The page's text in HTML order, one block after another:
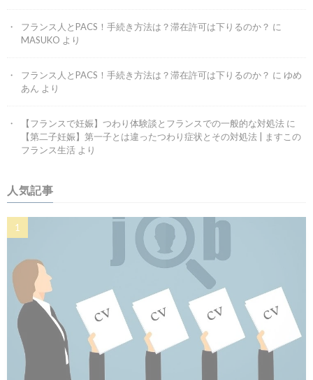
フランス人とPACS！手続き方法は？滞在許可は下りるのか？ に
MASUKO より
フランス人とPACS！手続き方法は？滞在許可は下りるのか？ に ゆめ
あん より
【フランスで妊娠】つわり体験談とフランスでの一般的な対処法 に
【第二子妊娠】第一子とは違ったつわり症状とその対処法 | ますこの
フランス生活 より
人気記事